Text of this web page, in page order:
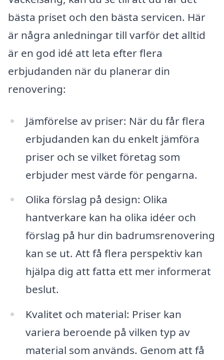
bästa priset och den bästa servicen. Här
är några anledningar till varför det alltid
är en god idé att leta efter flera
erbjudanden när du planerar din
renovering:
Jämförelse av priser: När du får flera
erbjudanden kan du enkelt jämföra
priser och se vilket företag som
erbjuder mest värde för pengarna.
Olika förslag på design: Olika
hantverkare kan ha olika idéer och
förslag på hur din badrumsrenovering
kan se ut. Att få flera perspektiv kan
hjälpa dig att fatta ett mer informerat
beslut.
Kvalitet och material: Priser kan
variera beroende på vilken typ av
material som används. Genom att få